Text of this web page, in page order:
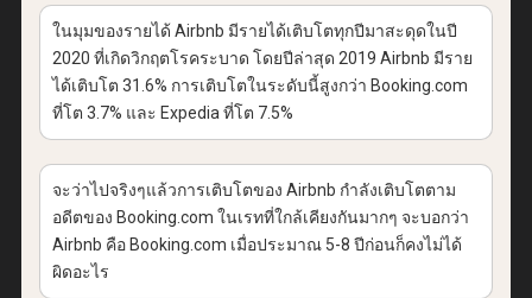
ในมุมของรายได้ Airbnb มีรายได้เติบโตทุกปีมาสะดุดในปี
2020 ที่เกิดวิกฤตโรคระบาด โดยปีล่าสุด 2019 Airbnb มีราย
ได้เติบโต 31.6% การเติบโตในระดับนี้สูงกว่า Booking.com
ที่โต 3.7% และ Expedia ที่โต 7.5%
จะว่าไปจริงๆแล้วการเติบโตของ Airbnb กำลังเติบโตตาม
อดีตของ Booking.com ในเรทที่ใกล้เคียงกันมากๆ จะบอกว่า
Airbnb คือ Booking.com เมื่อประมาณ 5-8 ปีก่อนก็คงไม่ได้
ผิดอะไร